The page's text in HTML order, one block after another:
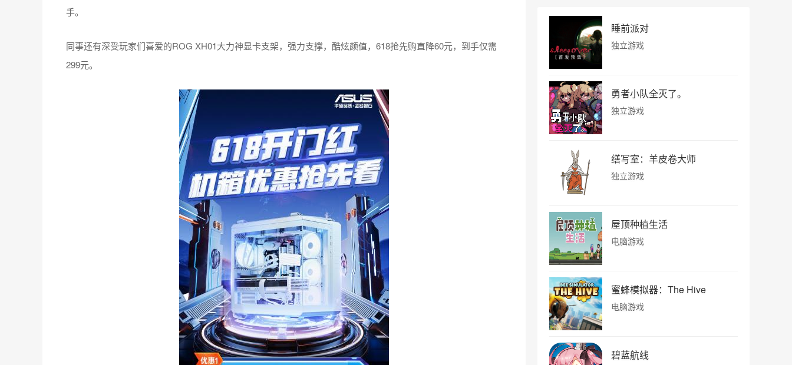
手。
同事还有深受玩家们喜爱的ROG XH01大力神显卡支架，强力支撑，酷炫颜值，618抢先购直降60元，到手仅需
299元。
睡前派对
独立游戏
勇者小队全灭了。
独立游戏
缮写室：羊皮卷大师
独立游戏
屋顶种植生活
电脑游戏
蜜蜂模拟器：The Hive
电脑游戏
碧蓝航线